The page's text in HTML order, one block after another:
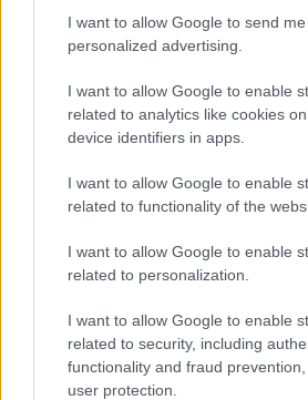
I want to allow Google to send me
personalized advertising.
I want to allow Google to enable
related to analytics like cookies
device identifiers in apps.
I want to allow Google to enable
related to functionality of the
I want to allow Google to enable
related to personalization.
I want to allow Google to enable
related to security, including
functionality and fraud
user protection.
[https://trekhunt.com/sk/tag/
Magický vodopád sa nachádza
ukrytý v skalnej jaskyni. Nie je
nie je najviac vody - ale aj tak je
najkrajších... Ešte aj lesná cesta, ktorá tam vedie
je nádherná. Trasa vedie
rieky Soča, príležitostne
Vodopád Boka
- Turistika, parkovanie,
10. júna 2022